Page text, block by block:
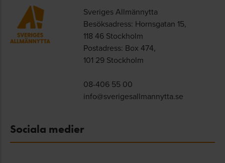
Sveriges Allmännytta
Besöksadress: Hornsgatan 15,
118 46 Stockholm
Postadress: Box 474,
101 29 Stockholm
08-406 55 00
info@sverigesallmannytta.se
Sociala medier